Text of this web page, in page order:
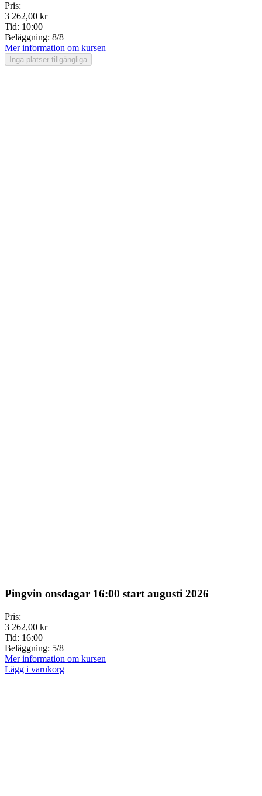
Pris:
3 262,00 kr
Tid: 10:00
Beläggning: 8/8
Mer information om kursen
Pingvin onsdagar 16:00 start augusti 2026
Pris:
3 262,00 kr
Tid: 16:00
Beläggning: 5/8
Mer information om kursen
Lägg i varukorg